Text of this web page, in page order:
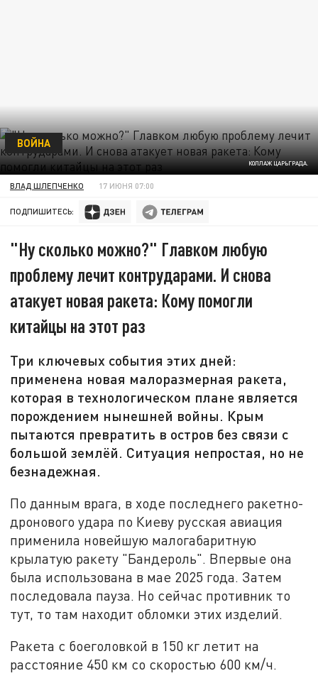
КОЛЛАЖ ЦАРЬГРАДА.
ВОЙНА
ВЛАД ШЛЕПЧЕНКО 17 ИЮНЯ 07:00
ПОДПИШИТЕСЬ:
"Ну сколько можно?" Главком любую
проблему лечит контрударами. И снова
атакует новая ракета: Кому помогли
китайцы на этот раз
Три ключевых события этих дней:
применена новая малоразмерная ракета,
которая в технологическом плане является
порождением нынешней войны. Крым
пытаются превратить в остров без связи с
большой землёй. Ситуация непростая, но не
безнадежная.
По данным врага, в ходе последнего ракетно-
дронового удара по Киеву русская авиация
применила новейшую малогабаритную
крылатую ракету "Бандероль". Впервые она
была использована в мае 2025 года. Затем
последовала пауза. Но сейчас противник то
тут, то там находит обломки этих изделий.
Ракета с боеголовкой в 150 кг летит на
расстояние 450 км со скоростью 600 км/ч.